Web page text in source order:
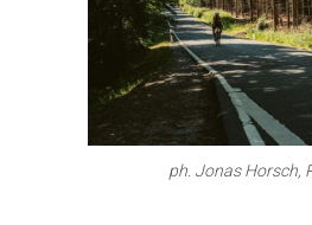
ph. Jonas Horsch,